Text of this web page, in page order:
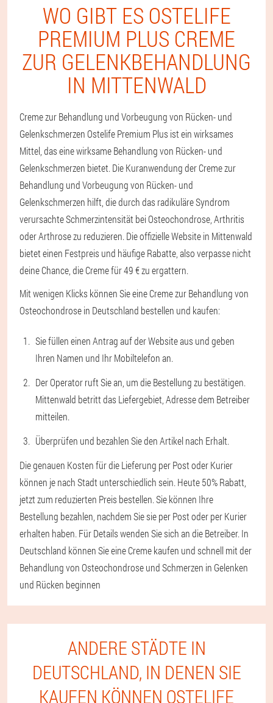
WO GIBT ES OSTELIFE
PREMIUM PLUS CREME
ZUR GELENKBEHANDLUNG
IN MITTENWALD
Creme zur Behandlung und Vorbeugung von Rücken- und
Gelenkschmerzen Ostelife Premium Plus ist ein wirksames
Mittel, das eine wirksame Behandlung von Rücken- und
Gelenkschmerzen bietet. Die Kuranwendung der Creme zur
Behandlung und Vorbeugung von Rücken- und
Gelenkschmerzen hilft, die durch das radikuläre Syndrom
verursachte Schmerzintensität bei Osteochondrose, Arthritis
oder Arthrose zu reduzieren. Die offizielle Website in Mittenwald
bietet einen Festpreis und häufige Rabatte, also verpasse nicht
deine Chance, die Creme für 49 € zu ergattern.
Mit wenigen Klicks können Sie eine Creme zur Behandlung von
Osteochondrose in Deutschland bestellen und kaufen:
Sie füllen einen Antrag auf der Website aus und geben
Ihren Namen und Ihr Mobiltelefon an.
Der Operator ruft Sie an, um die Bestellung zu bestätigen.
Mittenwald betritt das Liefergebiet, Adresse dem Betreiber
mitteilen.
Überprüfen und bezahlen Sie den Artikel nach Erhalt.
Die genauen Kosten für die Lieferung per Post oder Kurier
können je nach Stadt unterschiedlich sein. Heute 50% Rabatt,
jetzt zum reduzierten Preis bestellen. Sie können Ihre
Bestellung bezahlen, nachdem Sie sie per Post oder per Kurier
erhalten haben. Für Details wenden Sie sich an die Betreiber. In
Deutschland können Sie eine Creme kaufen und schnell mit der
Behandlung von Osteochondrose und Schmerzen in Gelenken
und Rücken beginnen
ANDERE STÄDTE IN
DEUTSCHLAND, IN DENEN SIE
KAUFEN KÖNNEN OSTELIFE